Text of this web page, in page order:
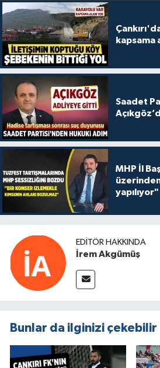
kapsama
Saadet
MHP İl
yapılıyor"
EDITÖR HAKKINDA
İrem Akgümüş
Bunlar da ilginizi çekebilir